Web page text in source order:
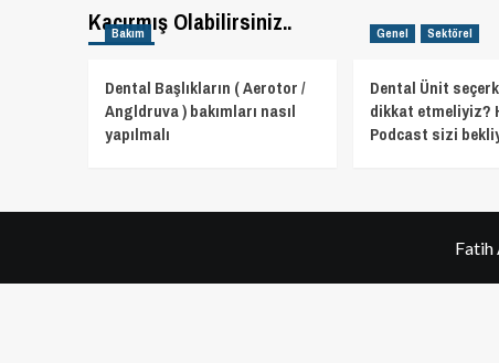
Kamçı
kol
yoksa
Askı
Hangisi?
Kaçırmış Olabilirsiniz..
Bakım
Dental Başlıkların ( Aerotor /
Angldruva ) bakımları nasıl
yapılmalı
Genel Sektörel
Dental Ünit
dikkat etmeliyiz?
Podcast sizi
Fatih